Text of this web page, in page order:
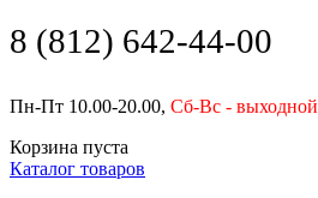
8 (812) 642-44-00
Пн-Пт 10.00-20.00, Сб-Вс - выходной
Корзина пуста
Каталог товаров